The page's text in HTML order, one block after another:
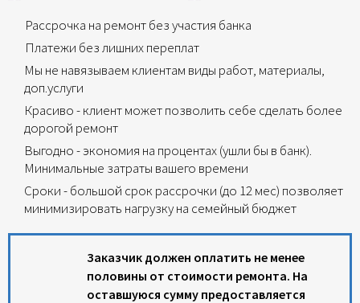
Рассрочка на ремонт без участия банка
Платежи без лишних переплат
Мы не навязываем клиентам виды работ, материалы,
доп.услуги
Красиво - клиент может позволить себе сделать более
дорогой ремонт
Выгодно - экономия на процентах (ушли бы в банк).
Минимальные затраты вашего времени
Сроки - большой срок рассрочки (до 12 мес) позволяет
минимизировать нагрузку на семейный бюджет
Заказчик должен оплатить не менее
половины от стоимости ремонта. На
оставшуюся сумму предоставляется